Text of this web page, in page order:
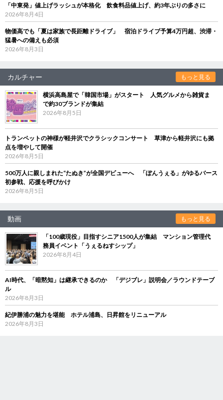
「中東発」値上げラッシュが本格化 飲食料品値上げ、約3年ぶりの多さに
2026年8月4日
物価高でも「夏は家族で長距離ドライブ」 宿泊ドライブ予算4万円超、渋滞・
猛暑への備えも必須
2026年8月3日
カルチャー もっと見る
横浜高島屋で「韓国市場」がスタート 人気グルメから雑貨ま
で約30ブランドが集結
2026年8月5日
トランペットの神様が軽井沢でクラシックコンサート 草津から軽井沢にも拠
点を増やして開催
2026年8月5日
500万人に親しまれた“たぬき”が全国デビューへ 「ぽんうぇる」がゆるバース
初参戦、応援を呼びかけ
2026年8月5日
動画 もっと見る
「100歳現役」目指すシニア1500人が集結 マンション管理代
務員イベント「うぇるねすシップ」
2026年8月4日
AI時代、「暗黙知」は継承できるのか 「デジブレ」説明会／ラウンドテーブ
ル
2026年8月3日
紀伊勝浦の魅力を堪能 ホテル浦島、日昇館をリニューアル
2026年8月3日